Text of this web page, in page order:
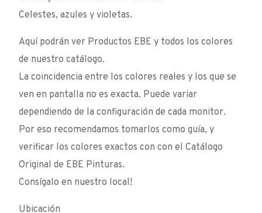
Celestes, azules y violetas.
Aquí podrán ver Productos EBE y todos los colores
de nuestro catálogo.
La coincidencia entre los colores reales y los que se
ven en pantalla no es exacta. Puede variar
dependiendo de la configuración de cada monitor.
Por eso recomendamos tomarlos como guía, y
verificar los colores exactos con con el Catálogo
Original de EBE Pinturas.
Consígalo en nuestro local!
Ubicación